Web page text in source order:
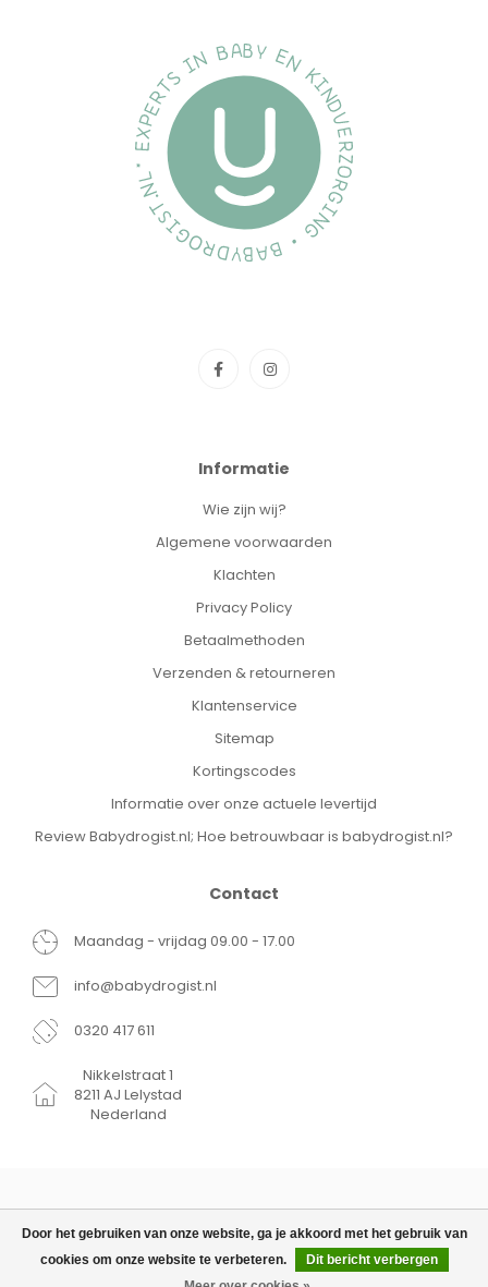
TOEVOEGEN AAN WINKELWAGEN
Door het gebruiken van onze website, ga je akkoord met het gebruik van
cookies om onze website te verbeteren.
Dit bericht verbergen
Informatie
Wie zijn wij?
Algemene voorwaarden
Klachten
Privacy Policy
Betaalmethoden
Verzenden & retourneren
Klantenservice
Sitemap
Kortingscodes
Informatie over onze actuele levertijd
Review Babydrogist.nl; Hoe betrouwbaar is babydrogist.nl?
Contact
Maandag - vrijdag 09.00 - 17.00
info@babydrogist.nl
0320 417 611
Nikkelstraat 1
8211 AJ Lelystad
Nederland
© Copyright 2026 Babydrogist.nl